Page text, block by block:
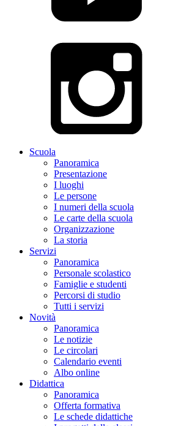
Scuola
Panoramica
Presentazione
I luoghi
Le persone
I numeri della scuola
Le carte della scuola
Organizzazione
La storia
Servizi
Panoramica
Personale scolastico
Famiglie e studenti
Percorsi di studio
Tutti i servizi
Novità
Panoramica
Le notizie
Le circolari
Calendario eventi
Albo online
Didattica
Panoramica
Offerta formativa
Le schede didattiche